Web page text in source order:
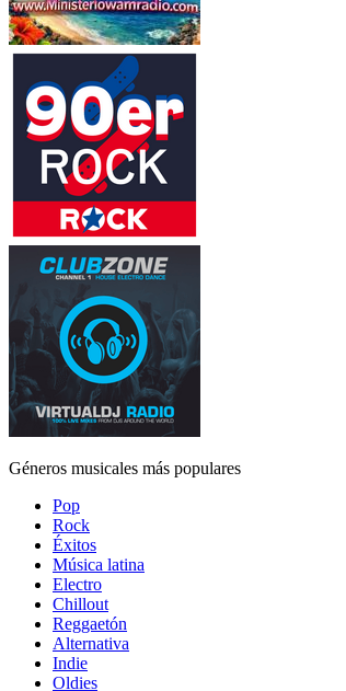
Géneros musicales más populares
Pop
Rock
Éxitos
Música latina
Electro
Chillout
Reggaetón
Alternativa
Indie
Oldies